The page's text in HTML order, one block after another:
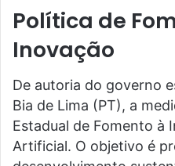
Política de
Inovação
De autoria do governo
Bia de Lima (PT), a
Estadual de Fomento à
Artificial. O objetivo é